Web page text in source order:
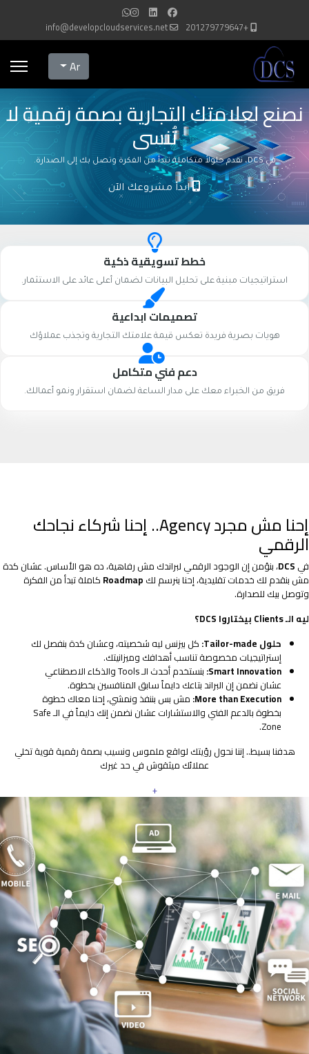
+201279779647
info@developcloudservices.net
Select your language
Ar
نصنع لعلامتك التجارية بصمة رقمية لا
تُنسى
في DCS، نقدم حلولاً متكاملة تبدأ من الفكرة وتصل بك إلى الصدارة.
ابدأ مشروعك الآن
خطط تسويقية ذكية
استراتيجيات مبنية على تحليل البيانات لضمان أعلى عائد على الاستثمار.
تصميمات ابداعية
هويات بصرية فريدة تعكس قيمة علامتك التجارية وتجذب عملاؤك
دعم فني متكامل
فريق من الخبراء معك على مدار الساعة لضمان استقرار ونمو أعمالك.
إحنا مش مجرد Agency.. إحنا شركاء نجاحك
الرقمي
في DCS، بنؤمن إن الوجود الرقمي لبراندك مش رفاهية، ده هو الأساس. عشان كدة
مش بنقدم لك خدمات تقليدية، إحنا بنرسم لك Roadmap كاملة تبدأ من الفكرة
وتوصل بيك للصدارة.
ليه الـ Clients بيختاروا DCS؟
حلول Tailor-made:
كل بيزنس ليه شخصيته، وعشان كدة بنفصل لك
إستراتيجيات مخصوصة تناسب أهدافك وميزانيتك.
Smart Innovation:
بنستخدم أحدث الـ Tools والذكاء الاصطناعي
عشان نضمن إن البراند بتاعك دايماً سابق المنافسين بخطوة.
More than Execution: مش بس بننفذ ونمشي، إحنا معاك خطوة
بخطوة بالدعم الفني والاستشارات عشان نضمن إنك دايماً في الـ Safe
Zone.
هدفنا بسيط.. إننا نحول رؤيتك لواقع ملموس ونسيب بصمة رقمية قوية تخلي
عملائك ميثقوش في حد غيرك
+